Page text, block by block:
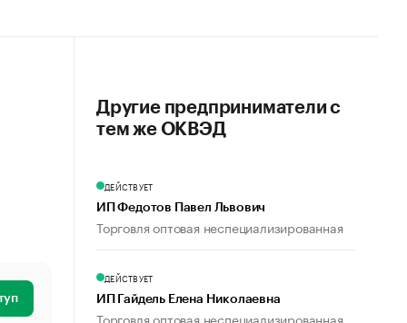
Другие предприниматели с
тем же ОКВЭД
ДЕЙСТВУЕТ
ИП Федотов Павел Львович
Торговля оптовая неспециализированная
ДЕЙСТВУЕТ
ИП Гайдель Елена Николаевна
Торговля оптовая неспециализированная